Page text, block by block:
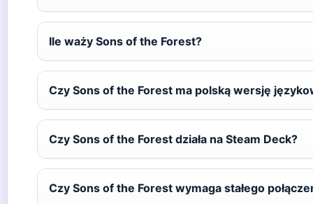
Ile waży Sons of the Forest?
Czy Sons of the Forest ma polską wersję
Czy Sons of the Forest działa na Steam Deck?
Czy Sons of the Forest wymaga stałego